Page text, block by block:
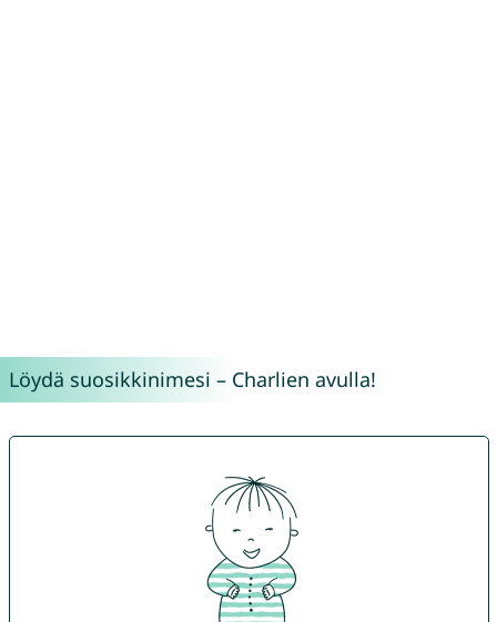
Löydä suosikkinimesi – Charlien avulla!